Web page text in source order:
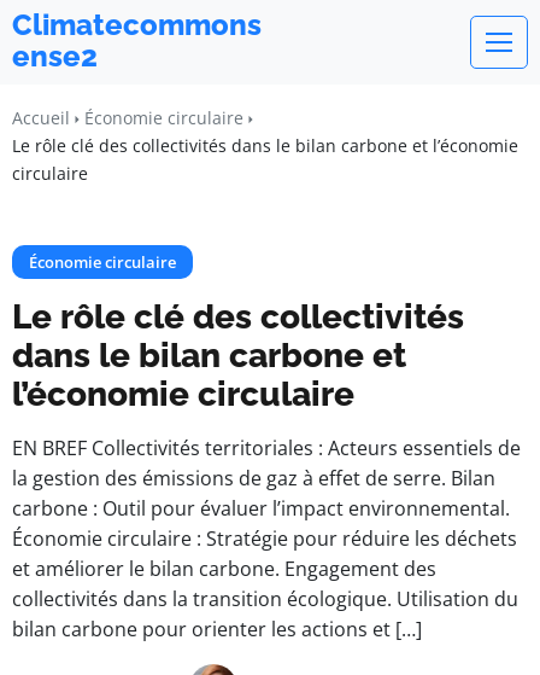
Climatecommons
ense2
Accueil
Économie circulaire
Le rôle clé des collectivités dans le bilan carbone et l’économie
circulaire
Économie circulaire
Le rôle clé des collectivités
dans le bilan carbone et
l’économie circulaire
EN BREF Collectivités territoriales : Acteurs essentiels de
la gestion des émissions de gaz à effet de serre. Bilan
carbone : Outil pour évaluer l’impact environnemental.
Économie circulaire : Stratégie pour réduire les déchets
et améliorer le bilan carbone. Engagement des
collectivités dans la transition écologique. Utilisation du
bilan carbone pour orienter les actions et […]